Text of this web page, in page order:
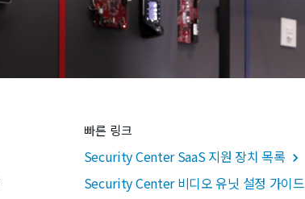
빠른 링크
Security Center SaaS 지원 장치 목록
Security Center 비디오 유닛 설정 가이드